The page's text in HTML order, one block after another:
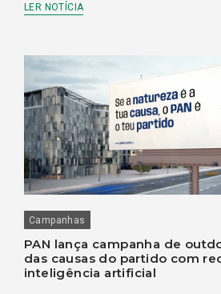
LER NOTÍCIA
Campanhas
PAN lança campanha de
das causas do partido com
inteligência artificial